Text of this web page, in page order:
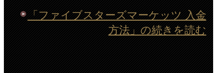
「ファイブスターズマーケッツ 入金
方法」の続きを読む